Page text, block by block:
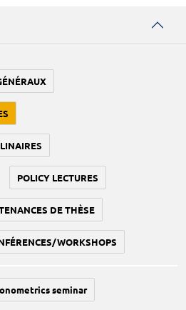
POLICY LECTURES
DE THÈSE
WORKSHOPS
seminar